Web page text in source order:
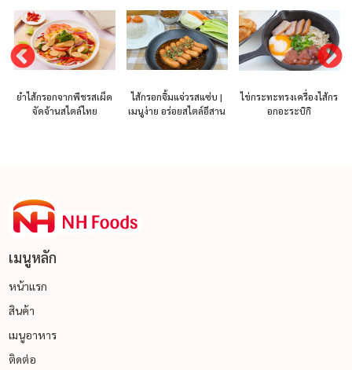
ยำไส้กรอกจากพืชรสเผ็ด
จัดจ้านสไตล์ไทย
ไส้กรอกจิ้มแจ่วรสแซ่บ |
เมนูง่าย อร่อยสไตล์อีสาน
ไข่กระทะทรงเครื่องไส้กร
อกอะระบิกิ
เมนูหลัก
หน้าแรก
สินค้า
เมนูอาหาร
ติดต่อ